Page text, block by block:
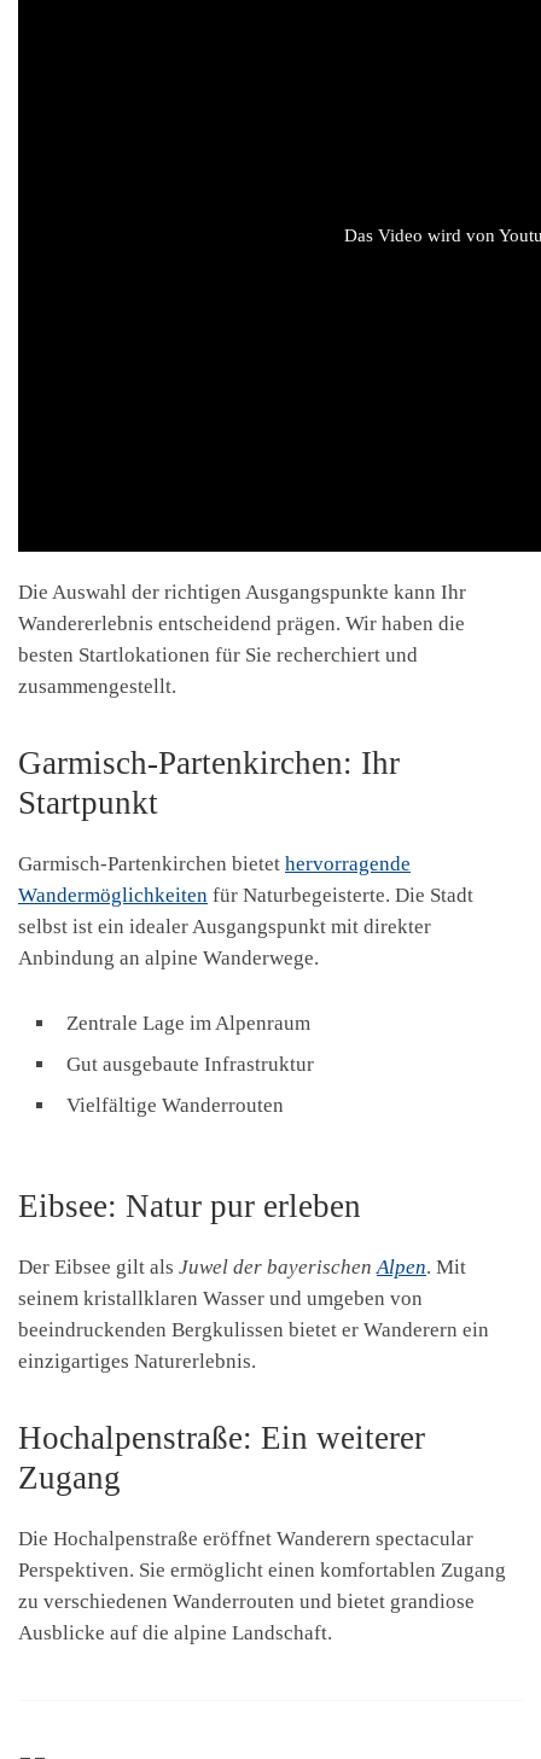
Das Video wird von
Die Auswahl der richtigen Ausgangspunkte kann Ihr
Wandererlebnis entscheidend prägen. Wir haben die
besten Startlokationen für Sie recherchiert und
zusammengestellt.
Garmisch-Partenkirchen: Ihr
Startpunkt
Garmisch-Partenkirchen bietet hervorragende
Wandermöglichkeiten für Naturbegeisterte. Die Stadt
selbst ist ein idealer Ausgangspunkt mit direkter
Anbindung an alpine Wanderwege.
Zentrale Lage im Alpenraum
Gut ausgebaute Infrastruktur
Vielfältige Wanderrouten
Eibsee: Natur pur erleben
Der Eibsee gilt als Juwel der bayerischenAlpen. Mit
seinem kristallklaren Wasser und umgeben von
beeindruckenden Bergkulissen bietet er Wanderern ein
einzigartiges Naturerlebnis.
Hochalpenstraße: Ein weiterer
Zugang
Die Hochalpenstraße eröffnet Wanderern spectacular
Perspektiven. Sie ermöglicht einen komfortablen Zugang
zu verschiedenen Wanderrouten und bietet grandiose
Ausblicke auf die alpine Landschaft.